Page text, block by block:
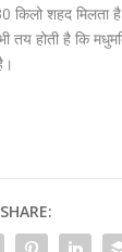
किलो शहद मिलता
तय होती है कि
SHARE: